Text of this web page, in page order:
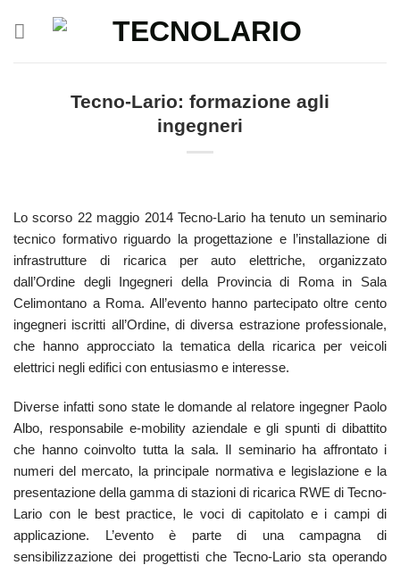
Tecno-Lario: formazione agli
ingegneri
Lo scorso 22 maggio 2014 Tecno-Lario ha tenuto un seminario
tecnico formativo riguardo la progettazione e l’installazione di
infrastrutture di ricarica per auto elettriche, organizzato
dall’Ordine degli Ingegneri della Provincia di Roma in Sala
Celimontano a Roma. All’evento hanno partecipato oltre cento
ingegneri iscritti all’Ordine, di diversa estrazione professionale,
che hanno approcciato la tematica della ricarica per veicoli
elettrici negli edifici con entusiasmo e interesse.
Diverse infatti sono state le domande al relatore ingegner Paolo
Albo, responsabile e-mobility aziendale e gli spunti di dibattito
che hanno coinvolto tutta la sala. Il seminario ha affrontato i
numeri del mercato, la principale normativa e legislazione e la
presentazione della gamma di stazioni di ricarica RWE di Tecno-
Lario con le best practice, le voci di capitolato e i campi di
applicazione. L’evento è parte di una campagna di
sensibilizzazione dei progettisti che Tecno-Lario sta operando